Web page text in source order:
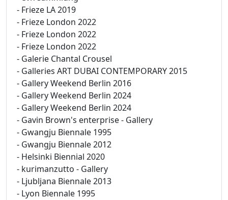
- Frieze LA 2019
- Frieze London 2022
- Frieze London 2022
- Frieze London 2022
- Galerie Chantal Crousel
- Galleries ART DUBAI CONTEMPORARY 2015
- Gallery Weekend Berlin 2016
- Gallery Weekend Berlin 2024
- Gallery Weekend Berlin 2024
- Gavin Brown's enterprise - Gallery
- Gwangju Biennale 1995
- Gwangju Biennale 2012
- Helsinki Biennial 2020
- kurimanzutto - Gallery
- Ljubljana Biennale 2013
- Lyon Biennale 1995